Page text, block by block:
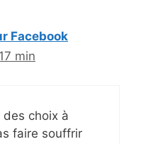
Facebook
min
choix à
faire souffrir